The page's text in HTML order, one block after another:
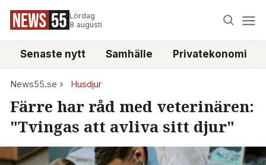
Lördag
8 augusti
Senaste nytt Samhälle Privatekonomi
News55.se Husdjur
Färre har råd med veterinären:
"Tvingas att avliva sitt djur"